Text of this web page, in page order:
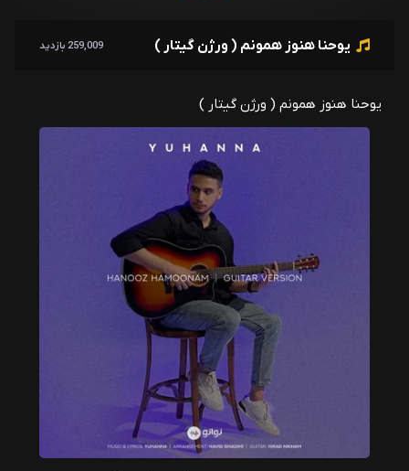
یوحنا هنوز همونم ( ورژن گیتار ) 259,009 بازدید
یوحنا هنوز همونم ( ورژن گیتار )